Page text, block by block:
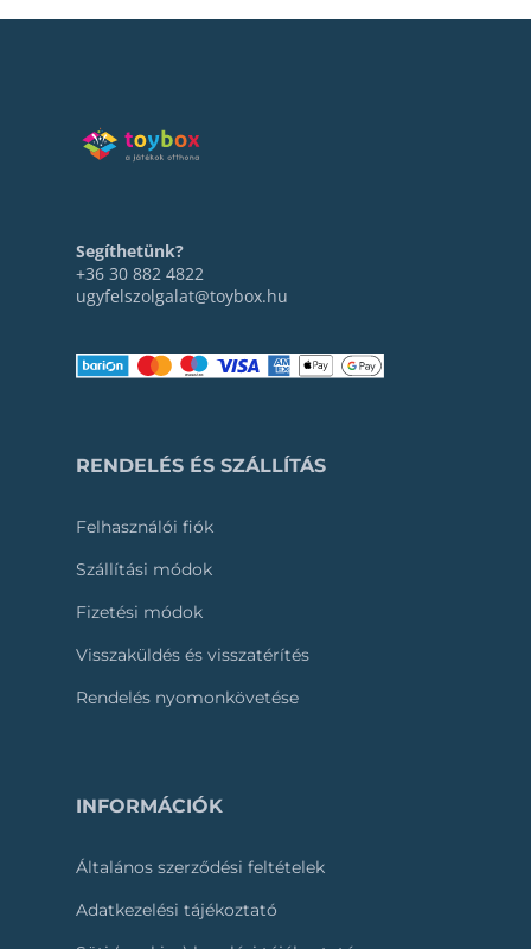
Segíthetünk?
+36 30 882 4822
ugyfelszolgalat@toybox.hu
RENDELÉS ÉS SZÁLLÍTÁS
Felhasználói fiók
Szállítási módok
Fizetési módok
Visszaküldés és visszatérítés
Rendelés nyomonkövetése
INFORMÁCIÓK
Általános szerződési feltételek
Adatkezelési tájékoztató